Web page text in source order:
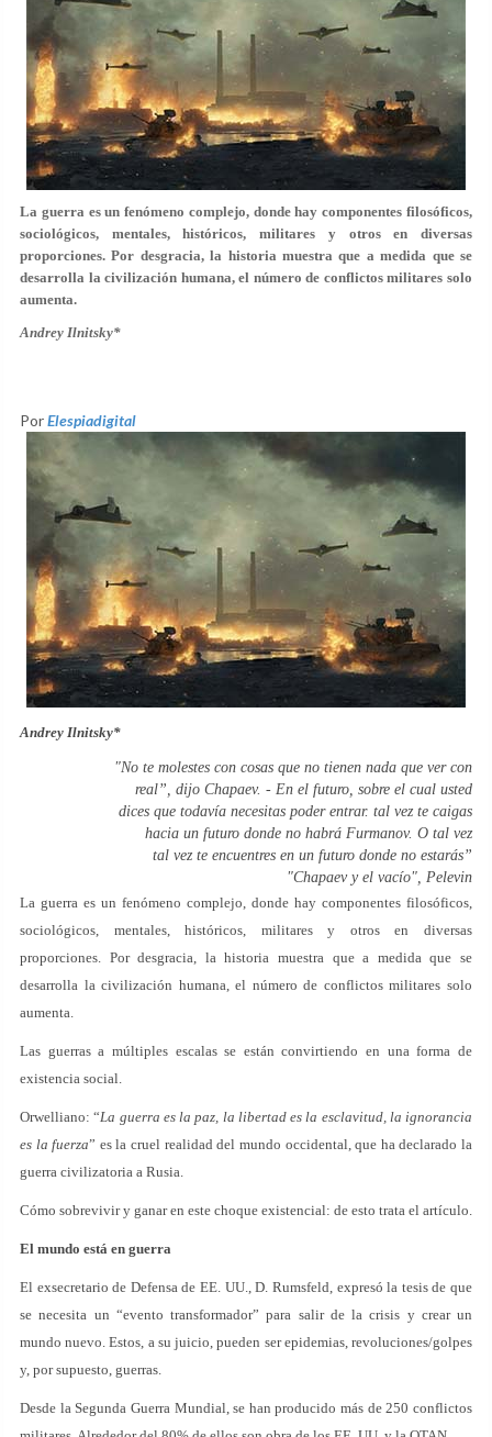
La guerra es un fenómeno complejo, donde hay componentes filosóficos,
sociológicos, mentales, históricos, militares y otros en diversas
proporciones. Por desgracia, la historia muestra que a medida que se
desarrolla la civilización humana, el número de conflictos militares solo
aumenta.
Andrey Ilnitsky*
PorElespiadigital
Andrey Ilnitsky*
"No te molestes con cosas que no tienen nada que ver con
real”, dijo Chapaev. - En el futuro, sobre el cual usted
dices que todavía necesitas poder entrar. tal vez te caigas
hacia un futuro donde no habrá Furmanov. O tal vez
tal vez te encuentres en un futuro donde no estarás”
"Chapaev y el vacío", Pelevin
La guerra es un fenómeno complejo, donde hay componentes filosóficos,
sociológicos, mentales, históricos, militares y otros en diversas
proporciones. Por desgracia, la historia muestra que a medida que se
desarrolla la civilización humana, el número de conflictos militares solo
aumenta.
Las guerras a múltiples escalas se están convirtiendo en una forma de
existencia social.
Orwelliano: “La guerra es la paz, la libertad es la esclavitud, la ignorancia
es la fuerza” es la cruel realidad del mundo occidental, que ha declarado la
guerra civilizatoria a Rusia.
Cómo sobrevivir y ganar en este choque existencial: de esto trata el artículo.
El mundo está en guerra
El exsecretario de Defensa de EE. UU., D. Rumsfeld, expresó la tesis de que
se necesita un “evento transformador” para salir de la crisis y crear un
mundo nuevo. Estos, a su juicio, pueden ser epidemias, revoluciones/golpes
y, por supuesto, guerras.
Desde la Segunda Guerra Mundial, se han producido más de 250 conflictos